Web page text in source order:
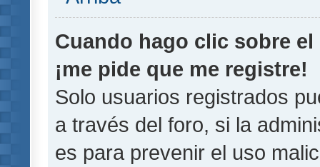
Cuando hago clic sobre
¡me pide que me registre!
Solo usuarios registrados
a través del foro, si la
es para prevenir el uso